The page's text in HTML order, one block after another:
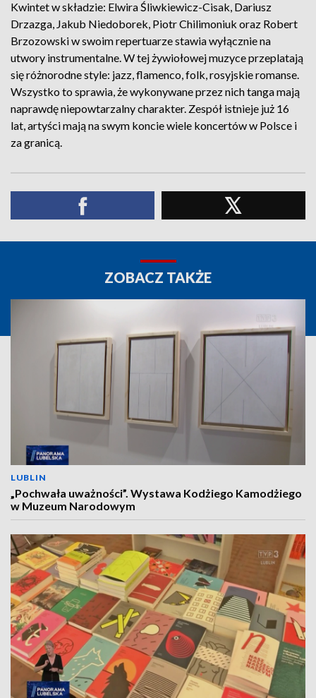
Kwintet w składzie: Elwira Śliwkiewicz-Cisak, Dariusz
Drzazga, Jakub Niedoborek, Piotr Chilimoniuk oraz Robert
Brzozowski w swoim repertuarze stawia wyłącznie na
utwory instrumentalne. W tej żywiołowej muzyce przeplatają
się różnorodne style: jazz, flamenco, folk, rosyjskie romanse.
Wszystko to sprawia, że wykonywane przez nich tanga mają
naprawdę niepowtarzalny charakter. Zespół istnieje już 16
lat, artyści mają na swym koncie wiele koncertów w Polsce i
za granicą.
ZOBACZ TAKŻE
LUBLIN
„Pochwała uważności”. Wystawa Kodżiego Kamodżiego
w Muzeum Narodowym